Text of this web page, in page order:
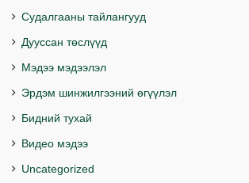
Судалгааны тайлангууд
Дууссан төслүүд
Мэдээ мэдээлэл
Эрдэм шинжилгээний өгүүлэл
Бидний тухай
Видео мэдээ
Uncategorized